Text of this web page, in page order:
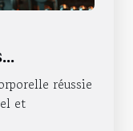
réussie
et